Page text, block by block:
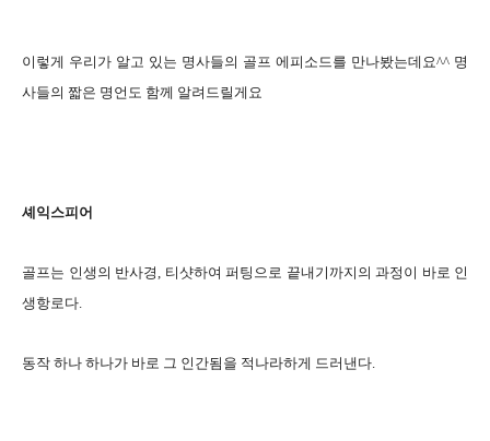
이렇게 우리가 알고 있는 명사들의 골프 에피소드를 만나봤는데요^^ 명
사들의 짧은 명언도 함께 알려드릴게요
셰익스피어
골프는 인생의 반사경, 티샷하여 퍼팅으로 끝내기까지의 과정이 바로 인
생항로다.
동작 하나 하나가 바로 그 인간됨을 적나라하게 드러낸다.